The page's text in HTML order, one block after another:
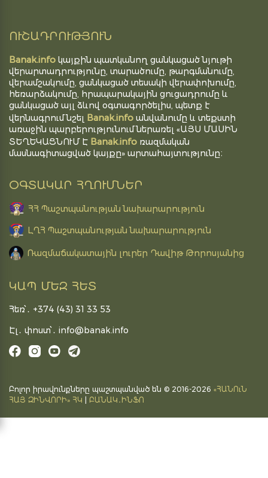
ՈՒՇԱԴՐՈՒԹՅՈՒՆ
Banak.info կայքին պատկանող ցանկացած նյութի
վերարտադրությունը, տարածումը, թարգմանումը,
վերամշակումը, ցանկացած տեսակի վերափոխումը,
հեռարձակումը, հրապարակային ցուցադրումը և
ցանկացած այլ ձևով օգտագործելիս, պետք է
վերնագրում նշել Banak.info անվանումը և տեքստի
առաջին պարբերությունում ներառել «ԱՅՍ ՄԱՍԻՆ
ՏԵՂԵԿԱՑՆՈՒՄ Է Banak.info ռազմական
մասնագիտացված կայքը» արտահայտությունը։
ՕԳՏԱԿԱՐ ՀՂՈՒՄՆԵՐ
ՀՀ Պաշտպանության նախարարություն
ԼՂՀ Պաշտպանության նախարարություն
Ռազմաճակատային լուրեր Դավիթ Թորոսյանից
ԿԱՊ ՄԵԶ ՀԵՏ
Հեռ՝․ +374 (43) 31 33 53
Էլ․ փոստ՝․ info@banak.info
Բոլոր իրավունքները պաշտպանված են © 2016-2026 «ՀԱՆՈւՆ
ՀԱՅ ԶԻՆՎՈՐԻ» ՀԿ
ԲԱՆԱԿ․ԻՆՖՈ